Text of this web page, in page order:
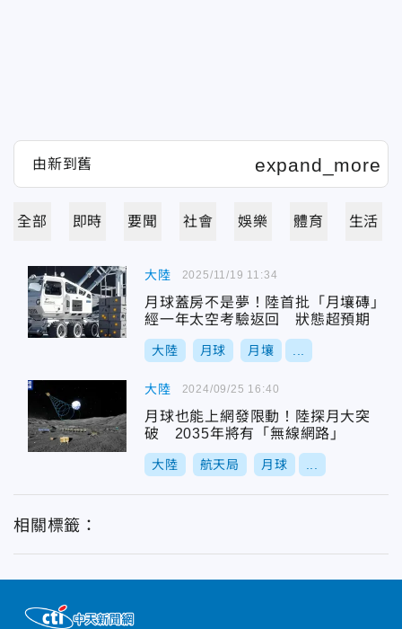
全部 即時 要聞 社會 娛樂 體育 生活
大陸
月球蓋房不是夢！陸首批「月壤磚」
經一年太空考驗返回 狀態超預期
大陸 月球 月壤
2025/11/19 11:34
大陸
月球也能上網發限動！陸探月大突
破 2035年將有「無線網路」
大陸 航天局 月球
2024/09/25 16:40
相關標籤：